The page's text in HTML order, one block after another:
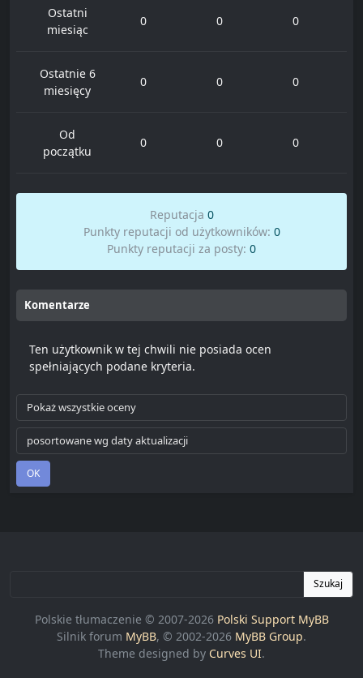
Ostatni
miesiąc
0 0 0
Ostatnie 6
miesięcy
0 0 0
Od
początku
0 0 0
Reputacja 0
Punkty reputacji od użytkowników: 0
Punkty reputacji za posty: 0
Komentarze
Ten użytkownik w tej chwili nie posiada ocen
spełniających podane kryteria.
Szukaj
Polskie tłumaczenie © 2007-2026 Polski Support MyBB
Silnik forum MyBB, © 2002-2026 MyBB Group.
Theme designed by Curves UI.